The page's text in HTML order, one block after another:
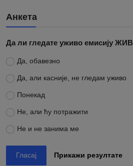
Анкета
Да ли гледате уживо емисију
Да, обавезно
Да, али касније, не гледам уживо
Понекад
Не, али ћу потражити
Не и не занима ме
Гласај Прикажи резултате